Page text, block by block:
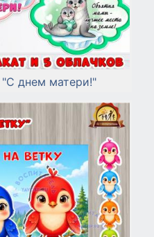
"С днем матери!"